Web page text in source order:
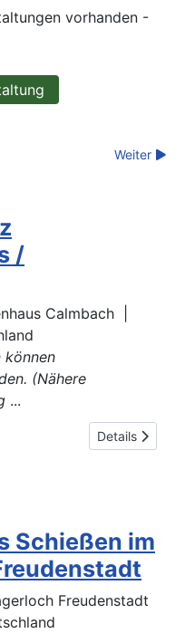
vorhanden -
Weiter
/
Calmbach
können
(Nähere
...
Details
Schießen im
Freudenstadt